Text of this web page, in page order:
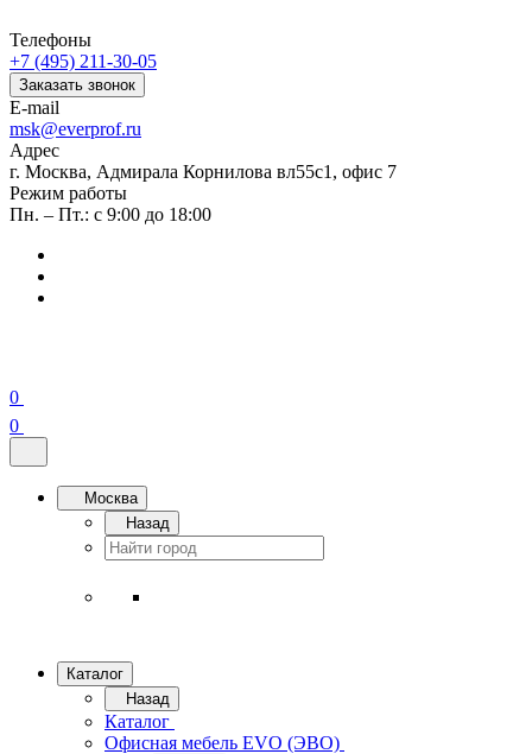
Телефоны
+7 (495) 211-30-05
Заказать звонок
E-mail
msk@everprof.ru
Адрес
г. Москва, Адмирала Корнилова вл55с1, офис 7
Режим работы
Пн. – Пт.: с 9:00 до 18:00
0
0
Москва
Назад
Каталог
Назад
Каталог
Офисная мебель EVO (ЭВО)